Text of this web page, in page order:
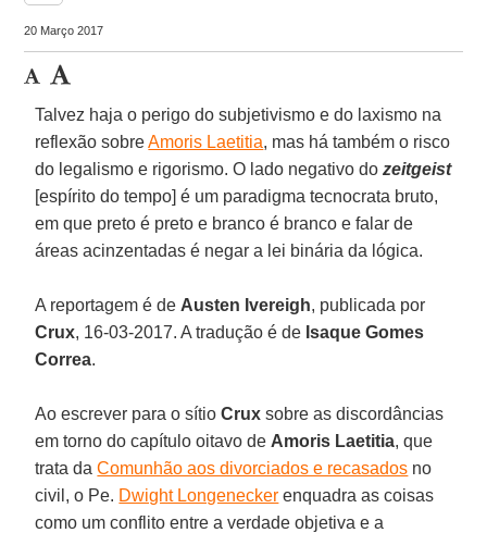
20 Março 2017
Talvez haja o perigo do subjetivismo e do laxismo na
reflexão sobreAmoris Laetitia, mas há também o risco
do legalismo e rigorismo. O lado negativo dozeitgeist
[espírito do tempo] é um paradigma tecnocrata bruto,
em que preto é preto e branco é branco e falar de
áreas acinzentadas é negar a lei binária da lógica.
A reportagem é de Austen Ivereigh, publicada por
Crux, 16-03-2017. A tradução é de Isaque Gomes
Correa.
Ao escrever para o sítioCrux sobre as discordâncias
em torno do capítulo oitavo de Amoris Laetitia, que
trata daComunhão aos divorciados e recasados no
civil, o Pe. Dwight Longenecker enquadra as coisas
como um conflito entre a verdade objetiva e a